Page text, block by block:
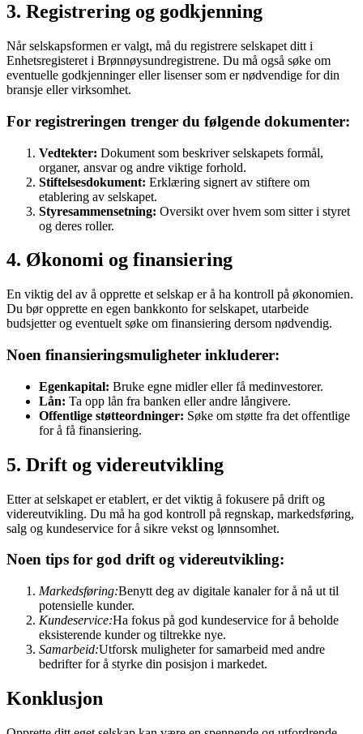
3. Registrering og godkjenning
Når selskapsformen er valgt, må du registrere selskapet ditt i
Enhetsregisteret i Brønnøysundregistrene. Du må også søke om
eventuelle godkjenninger eller lisenser som er nødvendige for din
bransje eller virksomhet.
For registreringen trenger du følgende dokumenter:
Vedtekter: Dokument som beskriver selskapets formål,
organer, ansvar og andre viktige forhold.
Stiftelsesdokument: Erklæring signert av stiftere om
etablering av selskapet.
Styresammensetning: Oversikt over hvem som sitter i styret
og deres roller.
4. Økonomi og finansiering
En viktig del av å opprette et selskap er å ha kontroll på økonomien.
Du bør opprette en egen bankkonto for selskapet, utarbeide
budsjetter og eventuelt søke om finansiering dersom nødvendig.
Noen finansieringsmuligheter inkluderer:
Egenkapital: Bruke egne midler eller få medinvestorer.
Lån: Ta opp lån fra banken eller andre långivere.
Offentlige støtteordninger: Søke om støtte fra det offentlige
for å få finansiering.
5. Drift og videreutvikling
Etter at selskapet er etablert, er det viktig å fokusere på drift og
videreutvikling. Du må ha god kontroll på regnskap, markedsføring,
salg og kundeservice for å sikre vekst og lønnsomhet.
Noen tips for god drift og videreutvikling:
Markedsføring:Benytt deg av digitale kanaler for å nå ut til
potensielle kunder.
Kundeservice:Ha fokus på god kundeservice for å beholde
eksisterende kunder og tiltrekke nye.
Samarbeid:Utforsk muligheter for samarbeid med andre
bedrifter for å styrke din posisjon i markedet.
Konklusjon